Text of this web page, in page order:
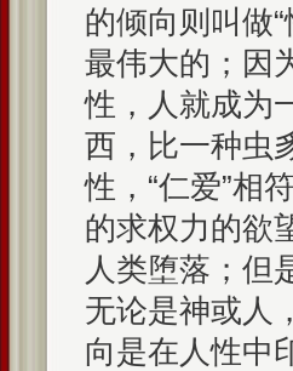
的倾向则叫做
最伟大的；因
性，人就成为
西，比一种虫
性，“仁爱”相
的求权力的欲
人类堕落；但
无论是神或人
向是在人性中